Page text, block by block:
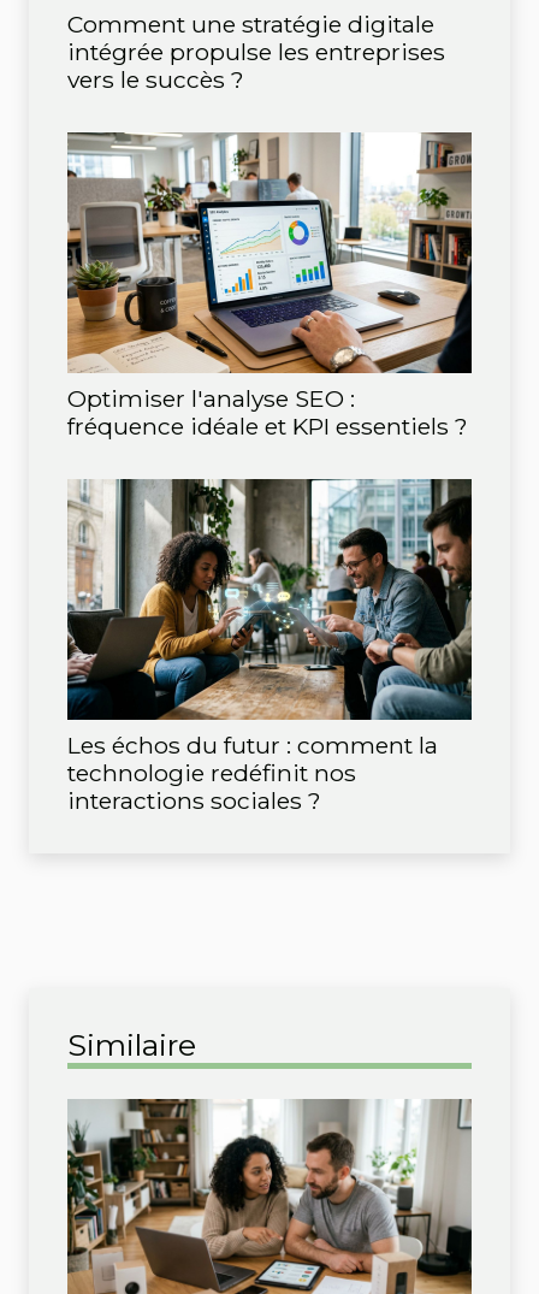
Comment une stratégie digitale
intégrée propulse les entreprises
vers le succès ?
Optimiser l'analyse SEO :
fréquence idéale et KPI essentiels ?
Les échos du futur : comment la
technologie redéfinit nos
interactions sociales ?
Similaire